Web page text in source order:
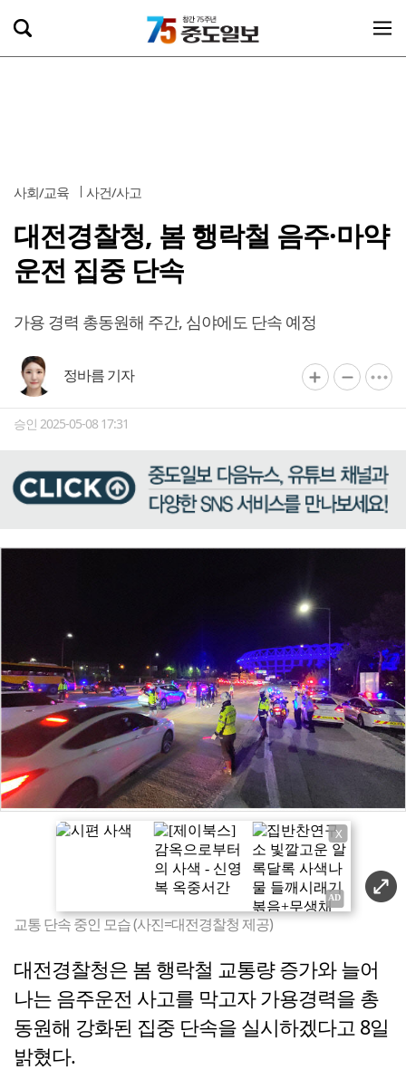
사회/교육 사건/사고
대전경찰청, 봄 행락철 음주·마약
운전 집중 단속
가용 경력 총동원해 주간, 심야에도 단속 예정
정바름 기자
승인 2025-05-08 17:31
X
교통 단속 중인 모습 (사진=대전경찰청 제공)
대전경찰청은 봄 행락철 교통량 증가와 늘어
나는 음주운전 사고를 막고자 가용경력을 총
동원해 강화된 집중 단속을 실시하겠다고 8일
밝혔다.